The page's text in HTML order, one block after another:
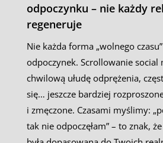
odpoczynku – nie każdy
regeneruje
Nie każda forma „wolnego
odpoczynek. Scrollowanie social
chwilową ułudę odprężenia,
się… jeszcze bardziej
i zmęczone. Czasami myślimy:
tak nie odpoczęłam” – to znak,